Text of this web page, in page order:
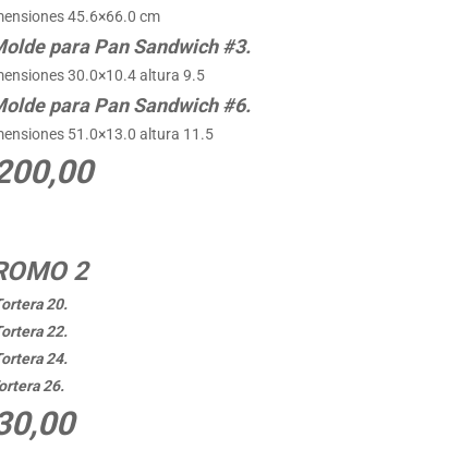
45.6×66.0 cm
para Pan Sandwich #3.
30.0×10.4 altura 9.5
para Pan Sandwich #6.
51.0×13.0 altura 11.5
2
20.
22.
24.
26.